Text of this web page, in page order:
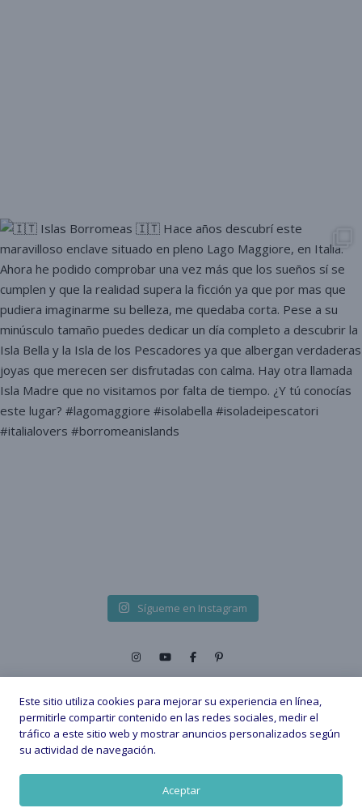
Sígueme en Instagram
2026 © - All Rights Reserved. |
Este sitio utiliza cookies para mejorar su experiencia en línea,
permitirle compartir contenido en las redes sociales, medir el
tráfico a este sitio web y mostrar anuncios personalizados según
su actividad de navegación.
Aceptar